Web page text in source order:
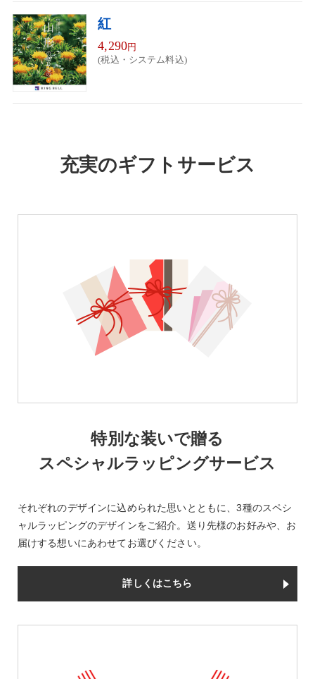
紅
4,290円
(税込・システム料込)
充実のギフトサービス
特別な装いで贈る
スペシャルラッピングサービス
それぞれのデザインに込められた思いとともに、3種のスペシ
ャルラッピングのデザインをご紹介。送り先様のお好みや、お
届けする想いにあわせてお選びください。
詳しくはこちら